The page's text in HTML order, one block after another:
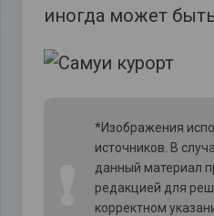
иногда может
*Изображения
источников. В
данный материал
редакцией для
корректном